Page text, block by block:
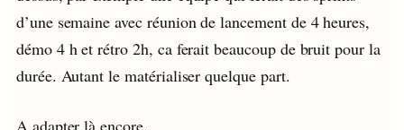
d’une semaine avec réunion de lancement de 4 heures,
démo 4 h et rétro 2h, ca ferait beaucoup de bruit pour la
durée. Autant le matérialiser quelque part.
A adapter là encore.